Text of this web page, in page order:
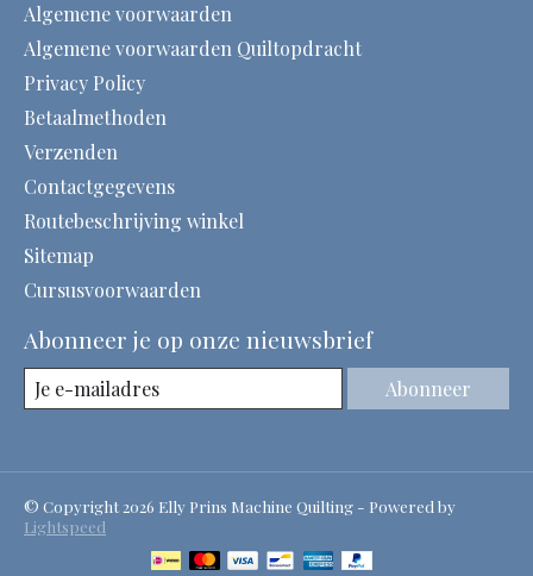
Algemene voorwaarden
Algemene voorwaarden Quiltopdracht
Privacy Policy
Betaalmethoden
Verzenden
Contactgegevens
Routebeschrijving winkel
Sitemap
Cursusvoorwaarden
Abonneer je op onze nieuwsbrief
Abonneer
© Copyright 2026 Elly Prins Machine Quilting - Powered by
Lightspeed